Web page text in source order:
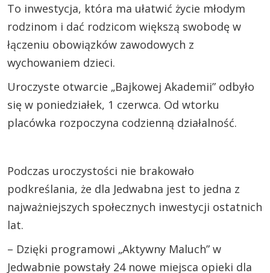
To inwestycja, która ma ułatwić życie młodym
rodzinom i dać rodzicom większą swobodę w
łączeniu obowiązków zawodowych z
wychowaniem dzieci.
Uroczyste otwarcie „Bajkowej Akademii” odbyło
się w poniedziałek, 1 czerwca. Od wtorku
placówka rozpoczyna codzienną działalność.
Podczas uroczystości nie brakowało
podkreślania, że dla Jedwabna jest to jedna z
najważniejszych społecznych inwestycji ostatnich
lat.
– Dzięki programowi „Aktywny Maluch” w
Jedwabnie powstały 24 nowe miejsca opieki dla